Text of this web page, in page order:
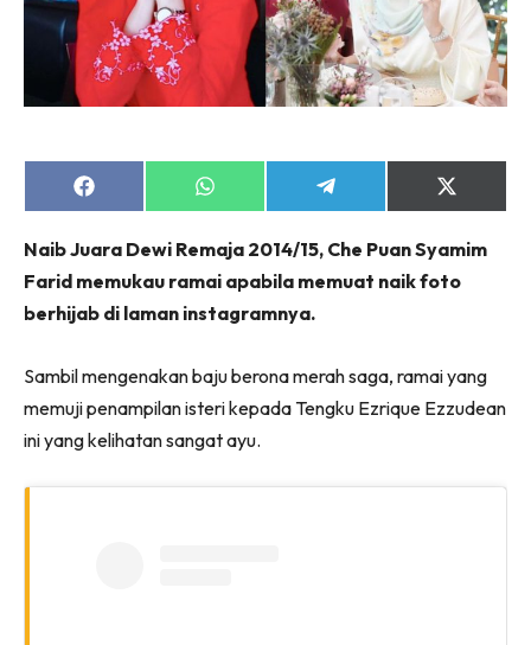
Share
on
Share
on
Share
on
Share
on
(Twitter)
Naib Juara Dewi Remaja 2014/15, Che Puan Syamim
Farid memukau ramai apabila memuat naik foto
berhijab di laman instagramnya.
Sambil mengenakan baju berona merah saga, ramai yang
memuji penampilan isteri kepada Tengku Ezrique Ezzudean
ini yang kelihatan sangat ayu.